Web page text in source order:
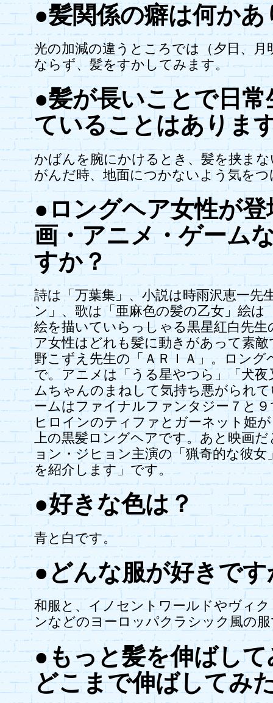
●髪関係の癖は何か
光の加減の違うところでは（夕日、月
ならず、髪をすかしてみます。
●髪が長いことで日
ていることはありま
かばんを腕にかけるとき、髪を挟ま
がんだ時、地面につかないよう気を
●ロングヘア女性が
画・アニメ・ゲーム
すか？
詩は「万葉集」、小説は時雨沢恵一先
ン」、歌は「亜麻色の髪の乙女」絵は
絵を描いていらっしゃる黒星紅白先
ア女性はどれも髪に動きがあって素
野こずえ先生の「ＡＲＩＡ」。ロング
で。アニメは「うる星やつら」「犬
ムちゃんのまねして気持ち悪がられ
ームはファイナルファンタジー７と
ヒロインのティファとガーネット姫
上の黒髪ロングヘアです。あと映画
ョン・ジヒョン主演の「猟奇的な彼女
を紹介します」です。
●好きな色は？
青と白です。
●どんな服が好きです
和服と、イノセントワールドやヴィ
ンなどのヨーロッパクラシック風の
●もっと髪を伸ばし
どこまで伸ばしてみ